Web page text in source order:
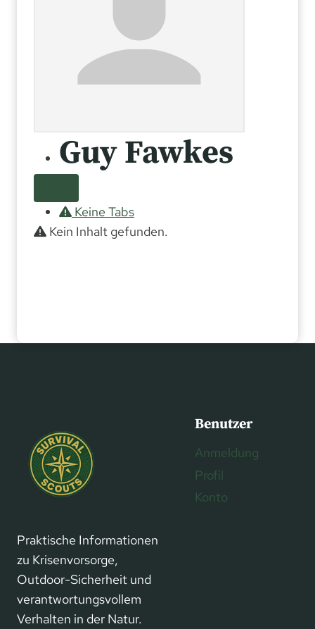
Guy Fawkes
Keine Tabs
Kein Inhalt gefunden.
Praktische Informationen
zu Krisenvorsorge,
Outdoor-Sicherheit und
verantwortungsvollem
Verhalten in der Natur.
Benutzer
Anmeldung
Profil
Konto